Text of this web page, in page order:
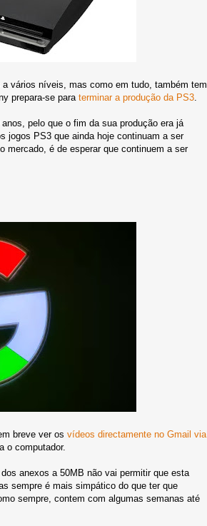
vários níveis, mas como em tudo, também tem
prepara-se para terminar a produção da PS3
pelo que o fim da sua produção era já
jogos PS3 que ainda hoje continuam a ser
mercado, é de esperar que continuem a ser
breve ver os vídeos directamente no Gmail via
o computador.
anexos a 50MB não vai permitir que esta
sempre é mais simpático do que ter que
sempre, contem com algumas semanas até